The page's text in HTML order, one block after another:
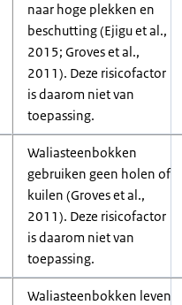
naar hoge plekken en
beschutting (Ejigu et al.,
2015; Groves et al.,
2011). Deze risicofactor
is daarom niet van
toepassing.
Waliasteenbokken
gebruiken geen holen of
kuilen (Groves et al.,
2011). Deze risicofactor
is daarom niet van
toepassing.
Waliasteenbokken leven